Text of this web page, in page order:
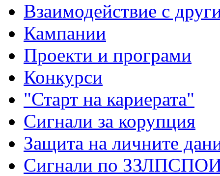
Взаимодействие с
Кампании
Проекти и програми
Конкурси
"Старт на кариерата"
Сигнали за корупция
Защита на личните
Сигнали по